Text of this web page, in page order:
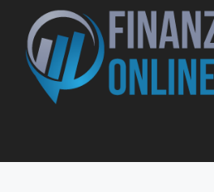
Inhalt
springen